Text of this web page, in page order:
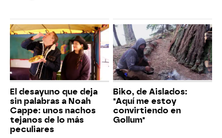
El desayuno que deja
sin palabras a Noah
Cappe: unos nachos
tejanos de lo más
peculiares
Biko, de Aislados:
"Aquí me estoy
convirtiendo en
Gollum"